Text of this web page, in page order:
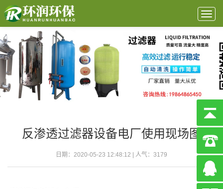
反渗透过滤器设备电厂使用现场图
日期：2020-05-23 12:48:12 | 人气： 3179